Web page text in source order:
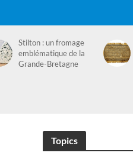
Stilton : un fromage
emblématique de la
Grande-Bretagne
Topics